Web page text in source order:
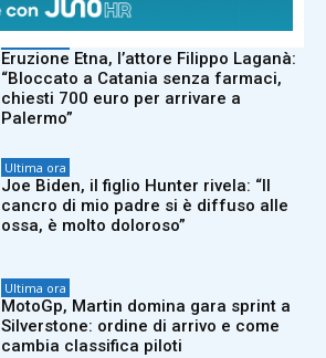
Eruzione Etna, l’attore Filippo Laganà:
“Bloccato a Catania senza farmaci,
chiesti 700 euro per arrivare a
Palermo”
Ultima ora
Joe Biden, il figlio Hunter rivela: “Il
cancro di mio padre si è diffuso alle
ossa, è molto doloroso”
Ultima ora
MotoGp, Martin domina gara sprint a
Silverstone: ordine di arrivo e come
cambia classifica piloti